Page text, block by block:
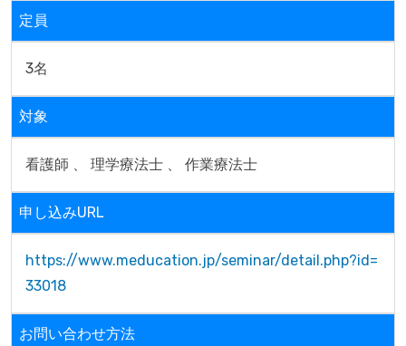
定員
3名
対象
看護師 、 理学療法士 、 作業療法士
申し込みURL
https://www.meducation.jp/seminar/detail.php?id=
33018
お問い合わせ方法